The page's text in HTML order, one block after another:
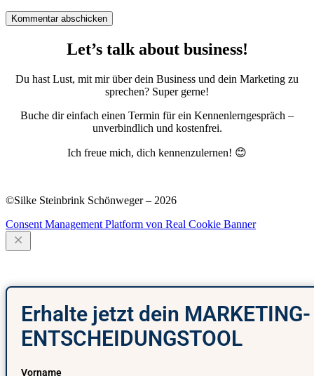
Kommentar abschicken
Let’s talk about business!
Du hast Lust, mit mir über dein Business und dein Marketing zu
sprechen? Super gerne!
Buche dir einfach einen Termin für ein Kennenlerngespräch –
unverbindlich und kostenfrei.
Ich freue mich, dich kennenzulernen! 😊
©Silke Steinbrink Schönweger – 2026
Consent Management Platform von Real Cookie Banner
Erhalte jetzt dein MARKETING-
ENTSCHEIDUNGSTOOL
Vorname